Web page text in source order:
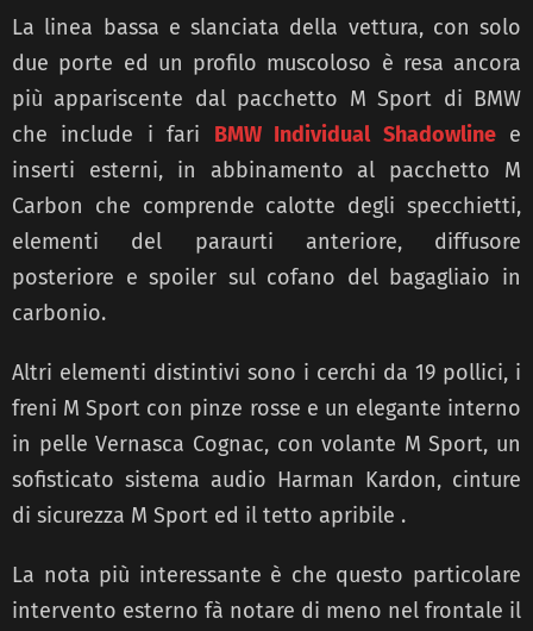
La linea bassa e slanciata della vettura, con solo
due porte ed un profilo muscoloso è resa ancora
più appariscente dal pacchetto M Sport di BMW
che include i fari BMW Individual Shadowlinee
inserti esterni, in abbinamento al pacchetto M
Carbon che comprende calotte degli specchietti,
elementi del paraurti anteriore, diffusore
posteriore e spoiler sul cofano del bagagliaio in
carbonio.
Altri elementi distintivi sono i cerchi da 19 pollici, i
freni M Sport con pinze rosse e un elegante interno
in pelle Vernasca Cognac, con volante M Sport, un
sofisticato sistema audio Harman Kardon, cinture
di sicurezza M Sport ed il tetto apribile .
La nota più interessante è che questo particolare
intervento esterno fà notare di meno nel frontale il